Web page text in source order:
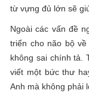
từ vựng đủ lớn sẽ
Ngoài các vấn đề
triển cho não bộ
không sai chính tả.
viết một bức thư
Anh mà không phải